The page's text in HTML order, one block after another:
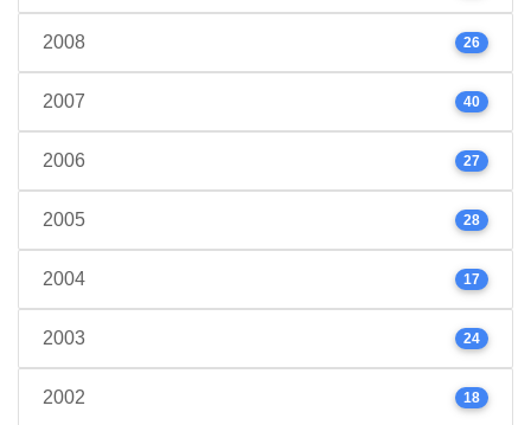
2008 26
2007 40
2006 27
2005 28
2004 17
2003 24
2002 18